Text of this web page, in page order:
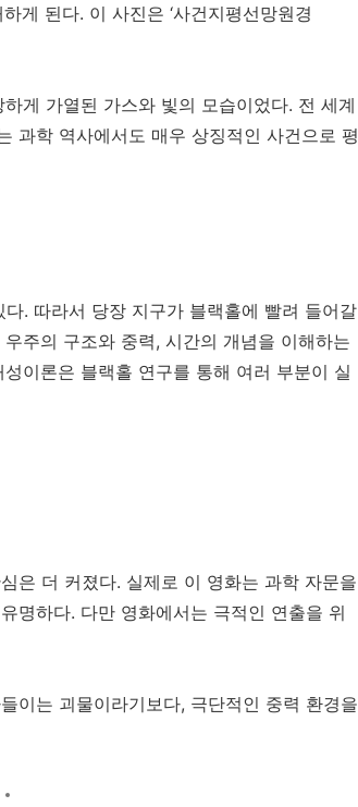
게 된다. 이 사진은 ‘사건지평선망원경
게 가열된 가스와 빛의 모습이었다. 전 세계
과학 역사에서도 매우 상징적인 사건으로 평
. 따라서 당장 지구가 블랙홀에 빨려 들어갈
주의 구조와 중력, 시간의 개념을 이해하는
이론은 블랙홀 연구를 통해 여러 부분이 실
은 더 커졌다. 실제로 이 영화는 과학 자문을
명하다. 다만 영화에서는 극적인 연출을 위
이는 괴물이라기보다, 극단적인 중력 환경을